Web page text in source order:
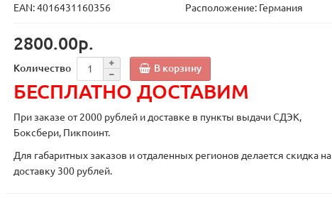
EAN: 4016431160356
Расположение: Германия
2800.00р.
Количество В корзину
БЕСПЛАТНО ДОСТАВИМ
При заказе от 2000 рублей и доставке в пункты выдачи СДЭК,
Боксбери, Пикпоинт.
Для габаритных заказов и отдаленных регионов делается скидка на
доставку 300 рублей.